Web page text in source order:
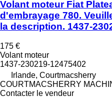
Volant moteur Fiat
d'embrayage 780.
la description. 1437-
175 €
Volant moteur
1437-230219-12475402
Irlande, Courtmacsherry
COURTMACSHERRY
Contacter le vendeur